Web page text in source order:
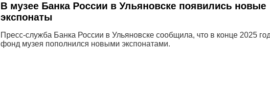
В музее Банка России в Ульяновске появились новые
экспонаты
Пресс-служба Банка России в Ульяновске сообщила, что в конце 2025
фонд музея пополнился новыми экспонатами.